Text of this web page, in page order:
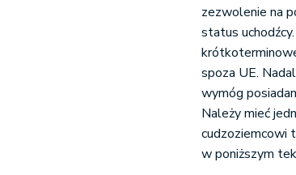
zezwolenie na
status
spoza UE.
wymóg
Należy mieć
cudzoziemcowi
w poniższym